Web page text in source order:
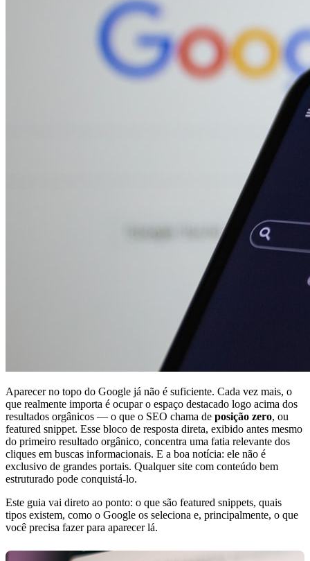
Aparecer no topo do Google já não é suficiente. Cada vez mais, o
que realmente importa é ocupar o espaço destacado logo acima dos
resultados orgânicos — o que o SEO chama de posição zero, ou
featured snippet. Esse bloco de resposta direta, exibido antes mesmo
do primeiro resultado orgânico, concentra uma fatia relevante dos
cliques em buscas informacionais. E a boa notícia: ele não é
exclusivo de grandes portais. Qualquer site com conteúdo bem
estruturado pode conquistá-lo.
Este guia vai direto ao ponto: o que são featured snippets, quais
tipos existem, como o Google os seleciona e, principalmente, o que
você precisa fazer para aparecer lá.